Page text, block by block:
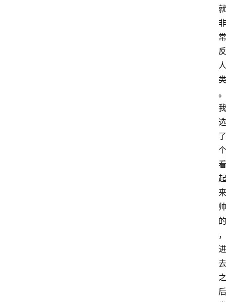
就
非
常
反
人
类
。
我
选
了
个
看
起
来
帅
的
，
进
去
之
后